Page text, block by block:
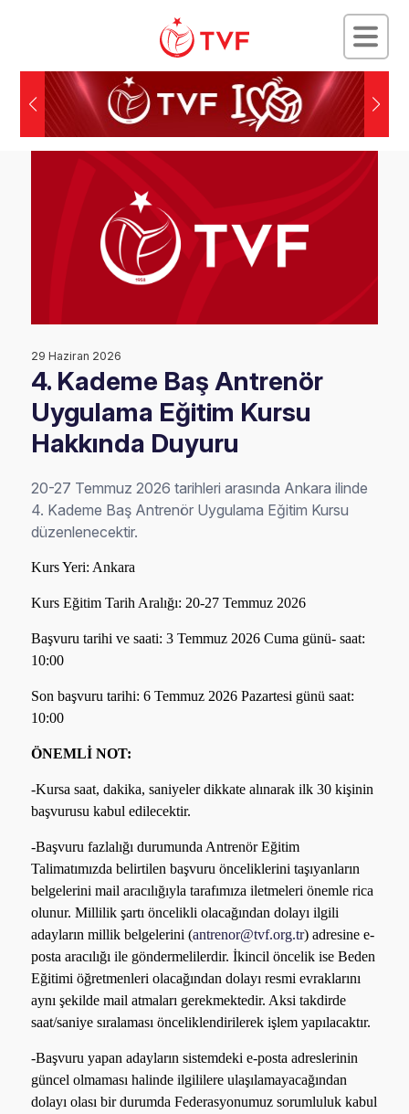
29 Haziran 2026
4. Kademe Baş Antrenör
Uygulama Eğitim Kursu
Hakkında Duyuru
20-27 Temmuz 2026 tarihleri arasında Ankara ilinde
4. Kademe Baş Antrenör Uygulama Eğitim Kursu
düzenlenecektir.
Kurs Yeri: Ankara
Kurs Eğitim Tarih Aralığı: 20-27 Temmuz 2026
Başvuru tarihi ve saati: 3 Temmuz 2026 Cuma günü- saat:
10:00
Son başvuru tarihi: 6 Temmuz 2026 Pazartesi günü saat:
10:00
ÖNEMLİ NOT:
-Kursa saat, dakika, saniyeler dikkate alınarak ilk 30 kişinin
başvurusu kabul edilecektir.
-Başvuru fazlalığı durumunda Antrenör Eğitim
Talimatımızda belirtilen başvuru önceliklerini taşıyanların
belgelerini mail aracılığıyla tarafımıza iletmeleri önemle rica
olunur. Millilik şartı öncelikli olacağından dolayı ilgili
adayların millik belgelerini (antrenor@tvf.org.tr) adresine e-
posta aracılığı ile göndermelilerdir. İkincil öncelik ise Beden
Eğitimi öğretmenleri olacağından dolayı resmi evraklarını
aynı şekilde mail atmaları gerekmektedir. Aksi takdirde
saat/saniye sıralaması önceliklendirilerek işlem yapılacaktır.
-Başvuru yapan adayların sistemdeki e-posta adreslerinin
güncel olmaması halinde ilgililere ulaşılamayacağından
dolayı olası bir durumda Federasyonumuz sorumluluk kabul